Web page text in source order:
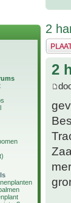
2
Plaats
2